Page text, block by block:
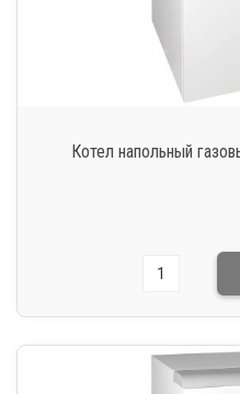
Котел напольный